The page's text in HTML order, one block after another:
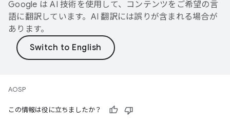
Google は AI 技術を使用して、コンテンツをご希望の言
語に翻訳しています。AI 翻訳には誤りが含まれる場合が
あります。
AOSP
この情報は役に立ちましたか？